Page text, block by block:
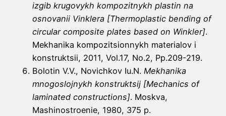
izgib krugovykh kompozitnykh plastin na
osnovanii Vinklera [Thermoplastic bending of
circular composite plates based on Winkler].
Mekhanika kompozitsionnykh materialov i
konstruktsii, 2011, Vol.17, No.2, Pp.209-219.
Bolotin V.V., Novichkov Iu.N. Mekhanika
mnogoslojnykh konstruktsij [Mechanics of
laminated constructions]. Moskva,
Mashinostroenie, 1980, 375 p.